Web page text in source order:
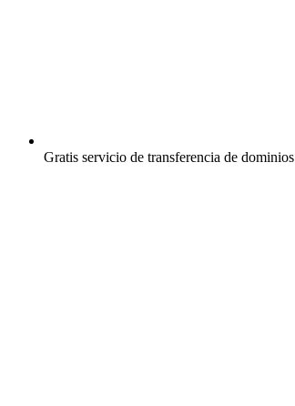
Gratis servicio de transferencia de dominios